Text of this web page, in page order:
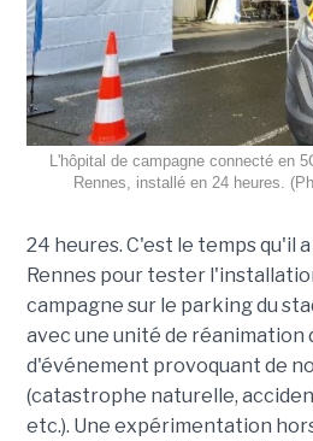
L'hôpital de campagne connecté en
Rennes, installé en 24 heures.
24 heures. C'est le temps qu'il a
Rennes pour tester
campagne sur le parking du
avec une unité de réanimation
d'événement provoquant de
(catastrophe naturelle,
etc.). Une expérimentation